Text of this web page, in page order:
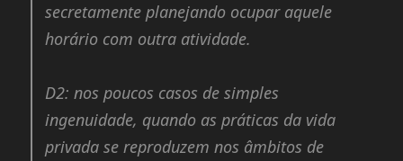
secretamente planejando ocupar aquele
horário com outra atividade.
D2: nos poucos casos de simples
ingenuidade, quando as práticas da vida
privada se reproduzem nos âmbitos de